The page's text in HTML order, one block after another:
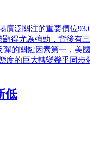
泛關注的重要價位
得尤為強勁，背後有
的關鍵因素第一，美
度的巨大轉變幾乎同步
低